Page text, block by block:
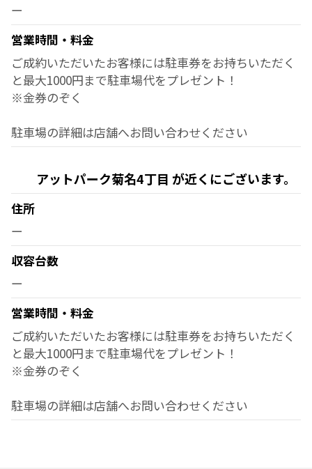
ー
営業時間・料金
ご成約いただいたお客様には駐車券をお持ちいただく
と最大1000円まで駐車場代をプレゼント！
※金券のぞく
駐車場の詳細は店舗へお問い合わせください
アットパーク菊名4丁目 が近くにございます。
住所
ー
収容台数
ー
営業時間・料金
ご成約いただいたお客様には駐車券をお持ちいただく
と最大1000円まで駐車場代をプレゼント！
※金券のぞく
駐車場の詳細は店舗へお問い合わせください